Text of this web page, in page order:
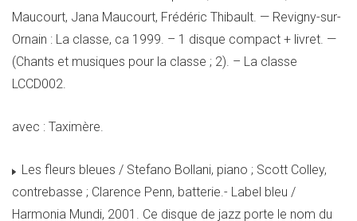
Maucourt, Jana Maucourt, Frédéric Thibault. — Revigny-sur-
Ornain : La classe, ca 1999. – 1 disque compact + livret. —
(Chants et musiques pour la classe ; 2). – La classe
LCCD002.
avec : Taximère.
Les fleurs bleues / Stefano Bollani, piano ; Scott Colley,
contrebasse ; Clarence Penn, batterie.- Label bleu /
Harmonia Mundi, 2001. Ce disque de jazz porte le nom du